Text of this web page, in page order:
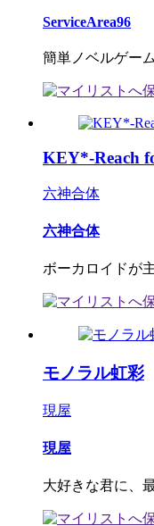
ServiceArea96
簡単ノベルゲーム
KEY*-Reach
六神合体
六神合体
ボーカロイドが
モノラル虹彩
現屋
現屋
大好きな君に、